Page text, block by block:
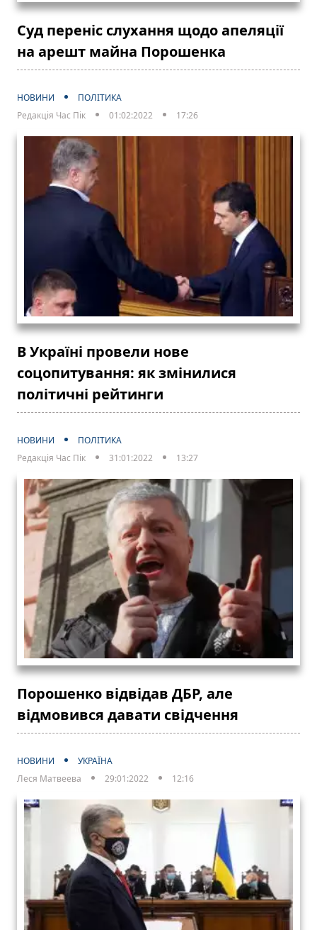
Суд переніс слухання щодо апеляції
на арешт майна Порошенка
НОВИНИ
ПОЛІТИКА
Редакція Час Пік
01:02:2022 17:26
В Україні провели нове
соцопитування: як змінилися
політичні рейтинги
НОВИНИ
ПОЛІТИКА
Редакція Час Пік
31:01:2022 13:27
Порошенко відвідав ДБР, але
відмовився давати свідчення
НОВИНИ
УКРАЇНА
Леся Матвеева
29:01:2022 12:16